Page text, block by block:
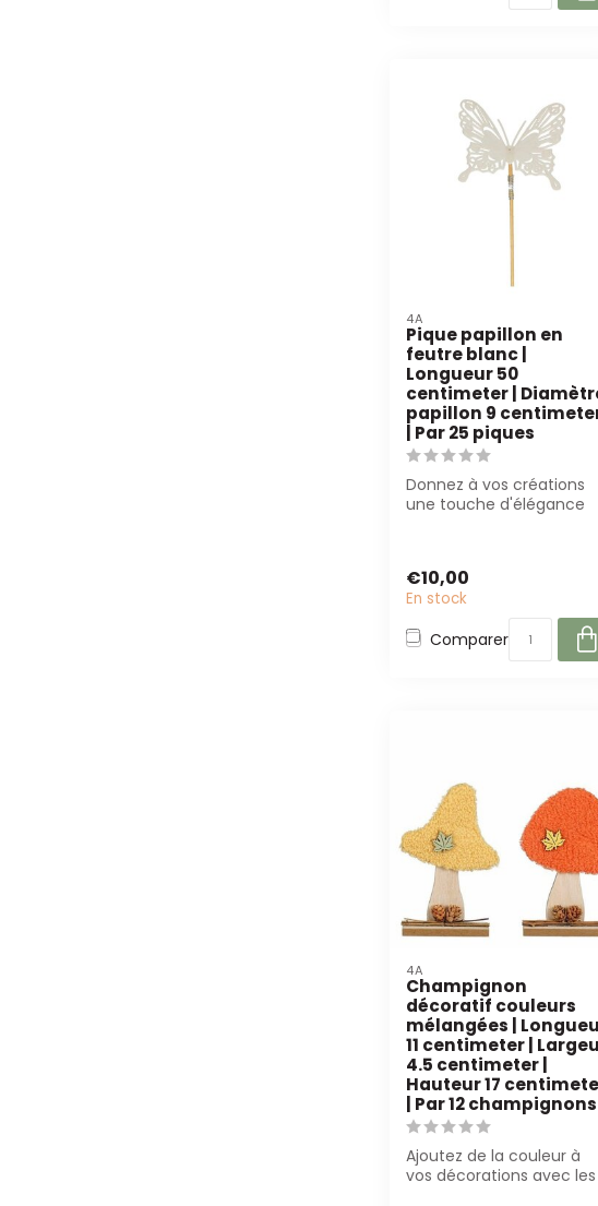
4A
Pique papillon en
feutre blanc |
Longueur 50
centimeter |
papillon 9
| Par 25 piques
Donnez à vos créations
une touche d'élégance
€10,00
En stock
Comparer
4A
Champignon
décoratif couleurs
mélangées |
11 centimeter |
4.5 centimeter |
Hauteur 17
| Par 12 champignons
Ajoutez de la couleur à
vos décorations avec les